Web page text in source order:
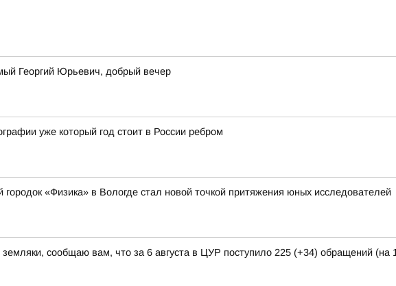
Георгий Юрьевич, добрый вечер
уже который год стоит в России ребром
«Физика» в Вологде стал новой точкой притяжения юных исследователей
сообщаю вам, что за 6 августа в ЦУР поступило 225 (+34) обращений (на